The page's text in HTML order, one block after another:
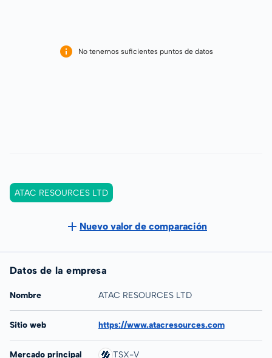
No tenemos suficientes puntos de datos
ATAC RESOURCES LTD
Nuevo valor de comparación
Datos de la empresa
Nombre ATAC RESOURCES LTD
Sitio web https://www.atacresources.com
Mercado principal TSX-V